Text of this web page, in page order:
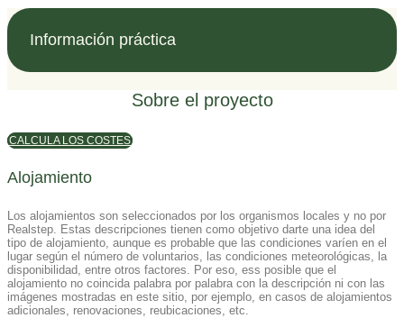
Información práctica
Sobre el proyecto
CALCULA LOS COSTES
Alojamiento
Los alojamientos son seleccionados por los organismos locales y no por
Realstep. Estas descripciones tienen como objetivo darte una idea del
tipo de alojamiento, aunque es probable que las condiciones varíen en el
lugar según el número de voluntarios, las condiciones meteorológicas, la
disponibilidad, entre otros factores. Por eso, ess posible que el
alojamiento no coincida palabra por palabra con la descripción ni con las
imágenes mostradas en este sitio, por ejemplo, en casos de alojamientos
adicionales, renovaciones, reubicaciones, etc.